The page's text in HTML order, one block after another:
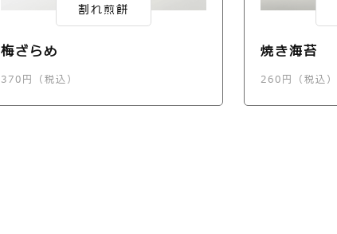
割れ煎餅
梅ざらめ
370円（税込）
焼き海苔
260円（税込）